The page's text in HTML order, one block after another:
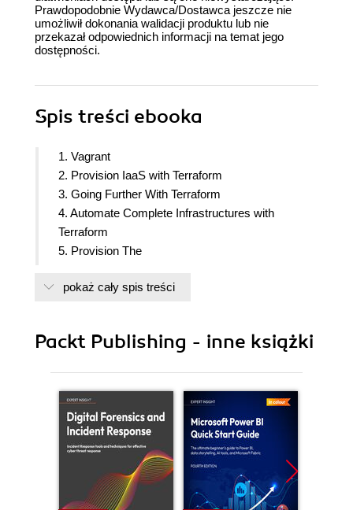
Prawdopodobnie Wydawca/Dostawca jeszcze nie
umożliwił dokonania walidacji produktu lub nie
przekazał odpowiednich informacji na temat jego
dostępności.
Spis treści ebooka
1. Vagrant
2. Provision IaaS with Terraform
3. Going Further With Terraform
4. Automate Complete Infrastructures with
Terraform
5. Provision The
7. Write Better Code
10. Maintaining Docker containers
pokaż cały spis treści
Packt Publishing - inne książki